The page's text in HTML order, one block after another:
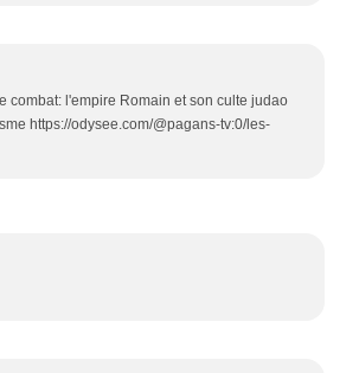
combat: l'empire Romain et son culte judao
https://odysee.com/@pagans-tv:0/les-